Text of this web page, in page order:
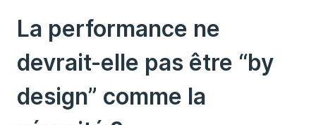
La performance ne
devrait-elle pas être “by
design” comme la